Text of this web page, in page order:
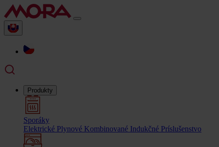
Produkty
Sporáky
Elektrické Plynové Kombinované Indukčné Príslušenstvo